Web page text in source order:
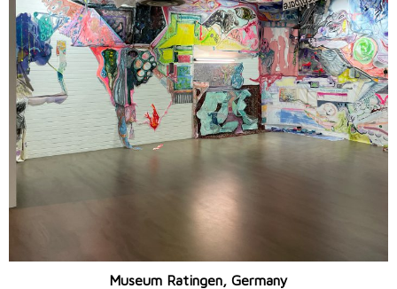
Museum Ratingen, Germany